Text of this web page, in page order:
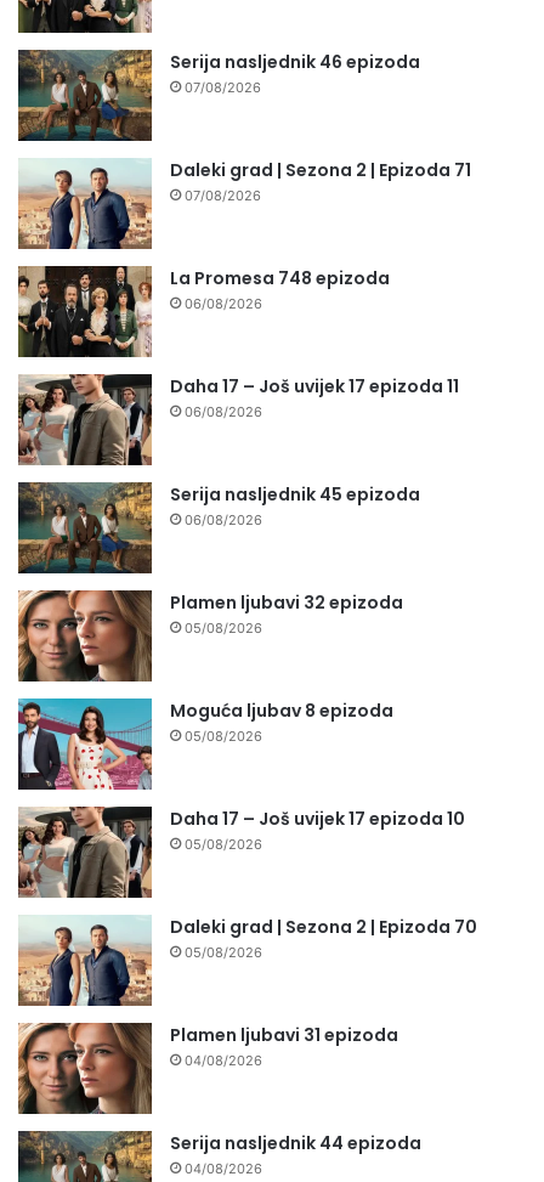
Serija nasljednik 46 epizoda
07/08/2026
Daleki grad | Sezona 2 | Epizoda 71
07/08/2026
La Promesa 748 epizoda
06/08/2026
Daha 17 – Još uvijek 17 epizoda 11
06/08/2026
Serija nasljednik 45 epizoda
06/08/2026
Plamen ljubavi 32 epizoda
05/08/2026
Moguća ljubav 8 epizoda
05/08/2026
Daha 17 – Još uvijek 17 epizoda 10
05/08/2026
Daleki grad | Sezona 2 | Epizoda 70
05/08/2026
Plamen ljubavi 31 epizoda
04/08/2026
Serija nasljednik 44 epizoda
04/08/2026